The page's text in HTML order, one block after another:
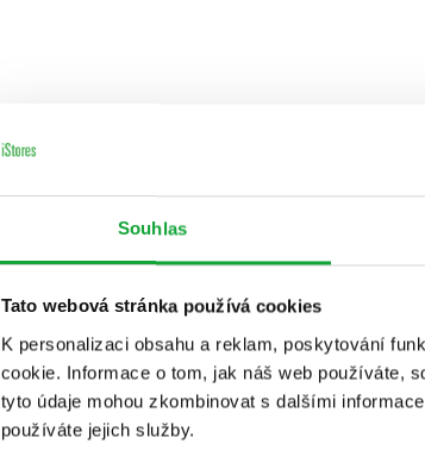
Souhlas
Tato webová stránka používá cookies
K personalizaci obsahu a reklam, poskytování
cookie. Informace o tom, jak náš web používáte,
tyto údaje mohou zkombinovat s dalšími
používáte jejich služby.